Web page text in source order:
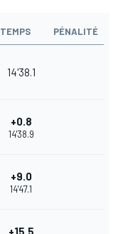
TEMPS PÉNALITÉ
14'38.1
+0.8
14'38.9
+9.0
14'47.1
+15.5